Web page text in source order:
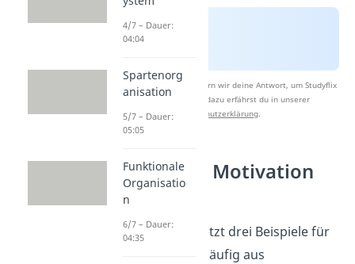
Nach Beantwortung speichern wir deine Antwort, um Studyflix
zu verbessern. Mehr dazu erfährst du in unserer
Datenschutzerklärung.
Extrinsische Motivation
Beispiele
Schauen wir uns jetzt drei Beispiele für
Aufgaben an, die häufig aus
4/7 – Dauer:
04:04
Spartenorg
anisation
5/7 – Dauer:
05:05
Funktionale
Organisatio
n
6/7 – Dauer:
04:35